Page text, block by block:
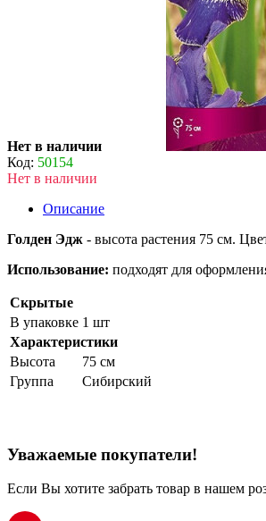
Нет в наличии
Код: 50154
Нет в наличии
Описание
Голден Эдж - высота растения 75 см.
Использование: подходят для
Скрытые
В упаковке 1 шт
Характеристики
Высота
75 см
Группа
Сибирский
Уважаемые покупатели!
Если Вы хотите забрать товар в нашем